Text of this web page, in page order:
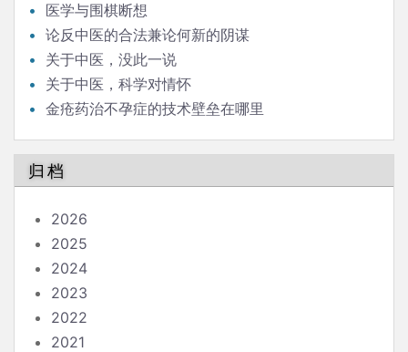
医学与围棋断想
论反中医的合法兼论何新的阴谋
关于中医，没此一说
关于中医，科学对情怀
金疮药治不孕症的技术壁垒在哪里
归档
2026
2025
2024
2023
2022
2021